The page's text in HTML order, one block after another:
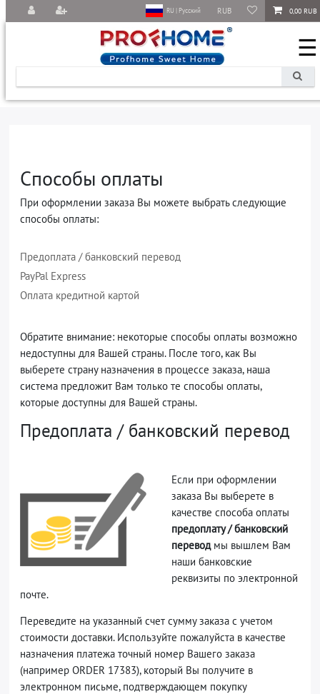
RUB 0,00 RUB
RU | Русский
☰
Способы оплаты
При оформлении заказа Вы можете выбрать следующие
способы оплаты:
Предоплата / банковский перевод
PayPal Express
Оплата кредитной картой
Обратите внимание: некоторые способы оплаты возможно
недоступны для Вашей страны. После того, как Вы
выберете страну назначения в процессе заказа, наша
система предложит Вам только те способы оплаты,
которые доступны для Вашей страны.
Предоплата / банковский перевод
Если при оформлении
заказа Вы выберете в
качестве способа оплаты
предоплату / банковский
переводмы вышлем Вам
наши банковские
реквизиты по электронной
почте.
Переведите на указанный счет сумму заказа с учетом
стоимости доставки. Используйте пожалуйста в качестве
назначения платежа точный номер Вашего заказа
(например ORDER 17383), который Вы получите в
электронном письме, подтверждающем покупку